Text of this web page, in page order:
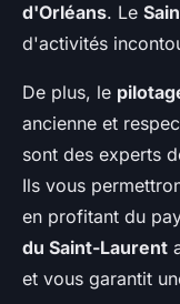
d'Orléans. Le
d'activités
De plus, le
ancienne et
sont des experts
Ils vous
en profitant du
du Saint-Laurent
et vous garantit